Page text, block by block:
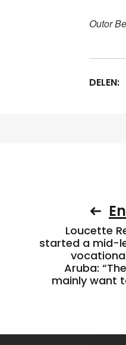
Outor
DELEN:
Loucette
started a mid-
Aruba:
mainly want